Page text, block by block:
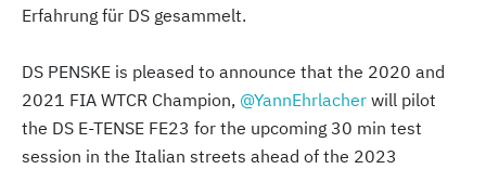
Erfahrung für DS gesammelt.
DS PENSKE is pleased to announce that the 2020 and
2021 FIA WTCR Champion, @YannEhrlacher will pilot
the DS E-TENSE FE23 for the upcoming 30 min test
session in the Italian streets ahead of the 2023